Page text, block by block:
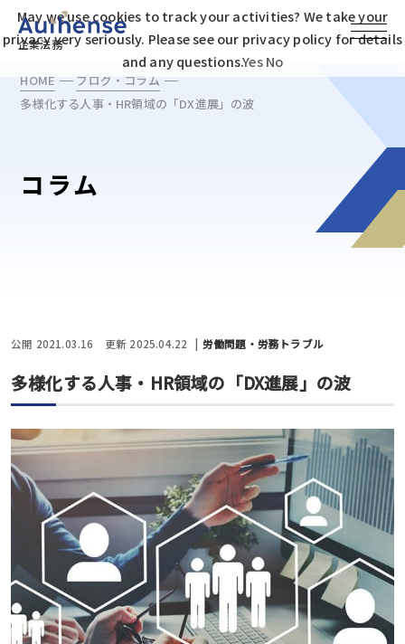
企業法務
HOME
ブログ・コラム
多様化する人事・HR領域の「DX進展」の波
コラム
公開 2021.03.16 更新 2025.04.22 労働問題・労務トラブル
多様化する人事・HR領域の「DX進展」の波
May we use cookies to track your activities? We take your
privacy very seriously. Please see our privacy policy for details
and any questions.Yes No